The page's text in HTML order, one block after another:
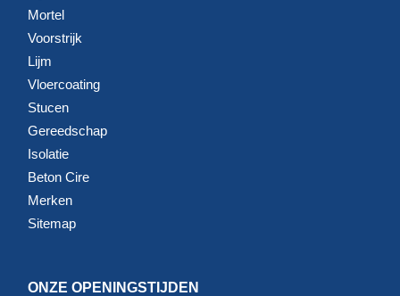
Mortel
Voorstrijk
Lijm
Vloercoating
Stucen
Gereedschap
Isolatie
Beton Cire
Merken
Sitemap
ONZE OPENINGSTIJDEN